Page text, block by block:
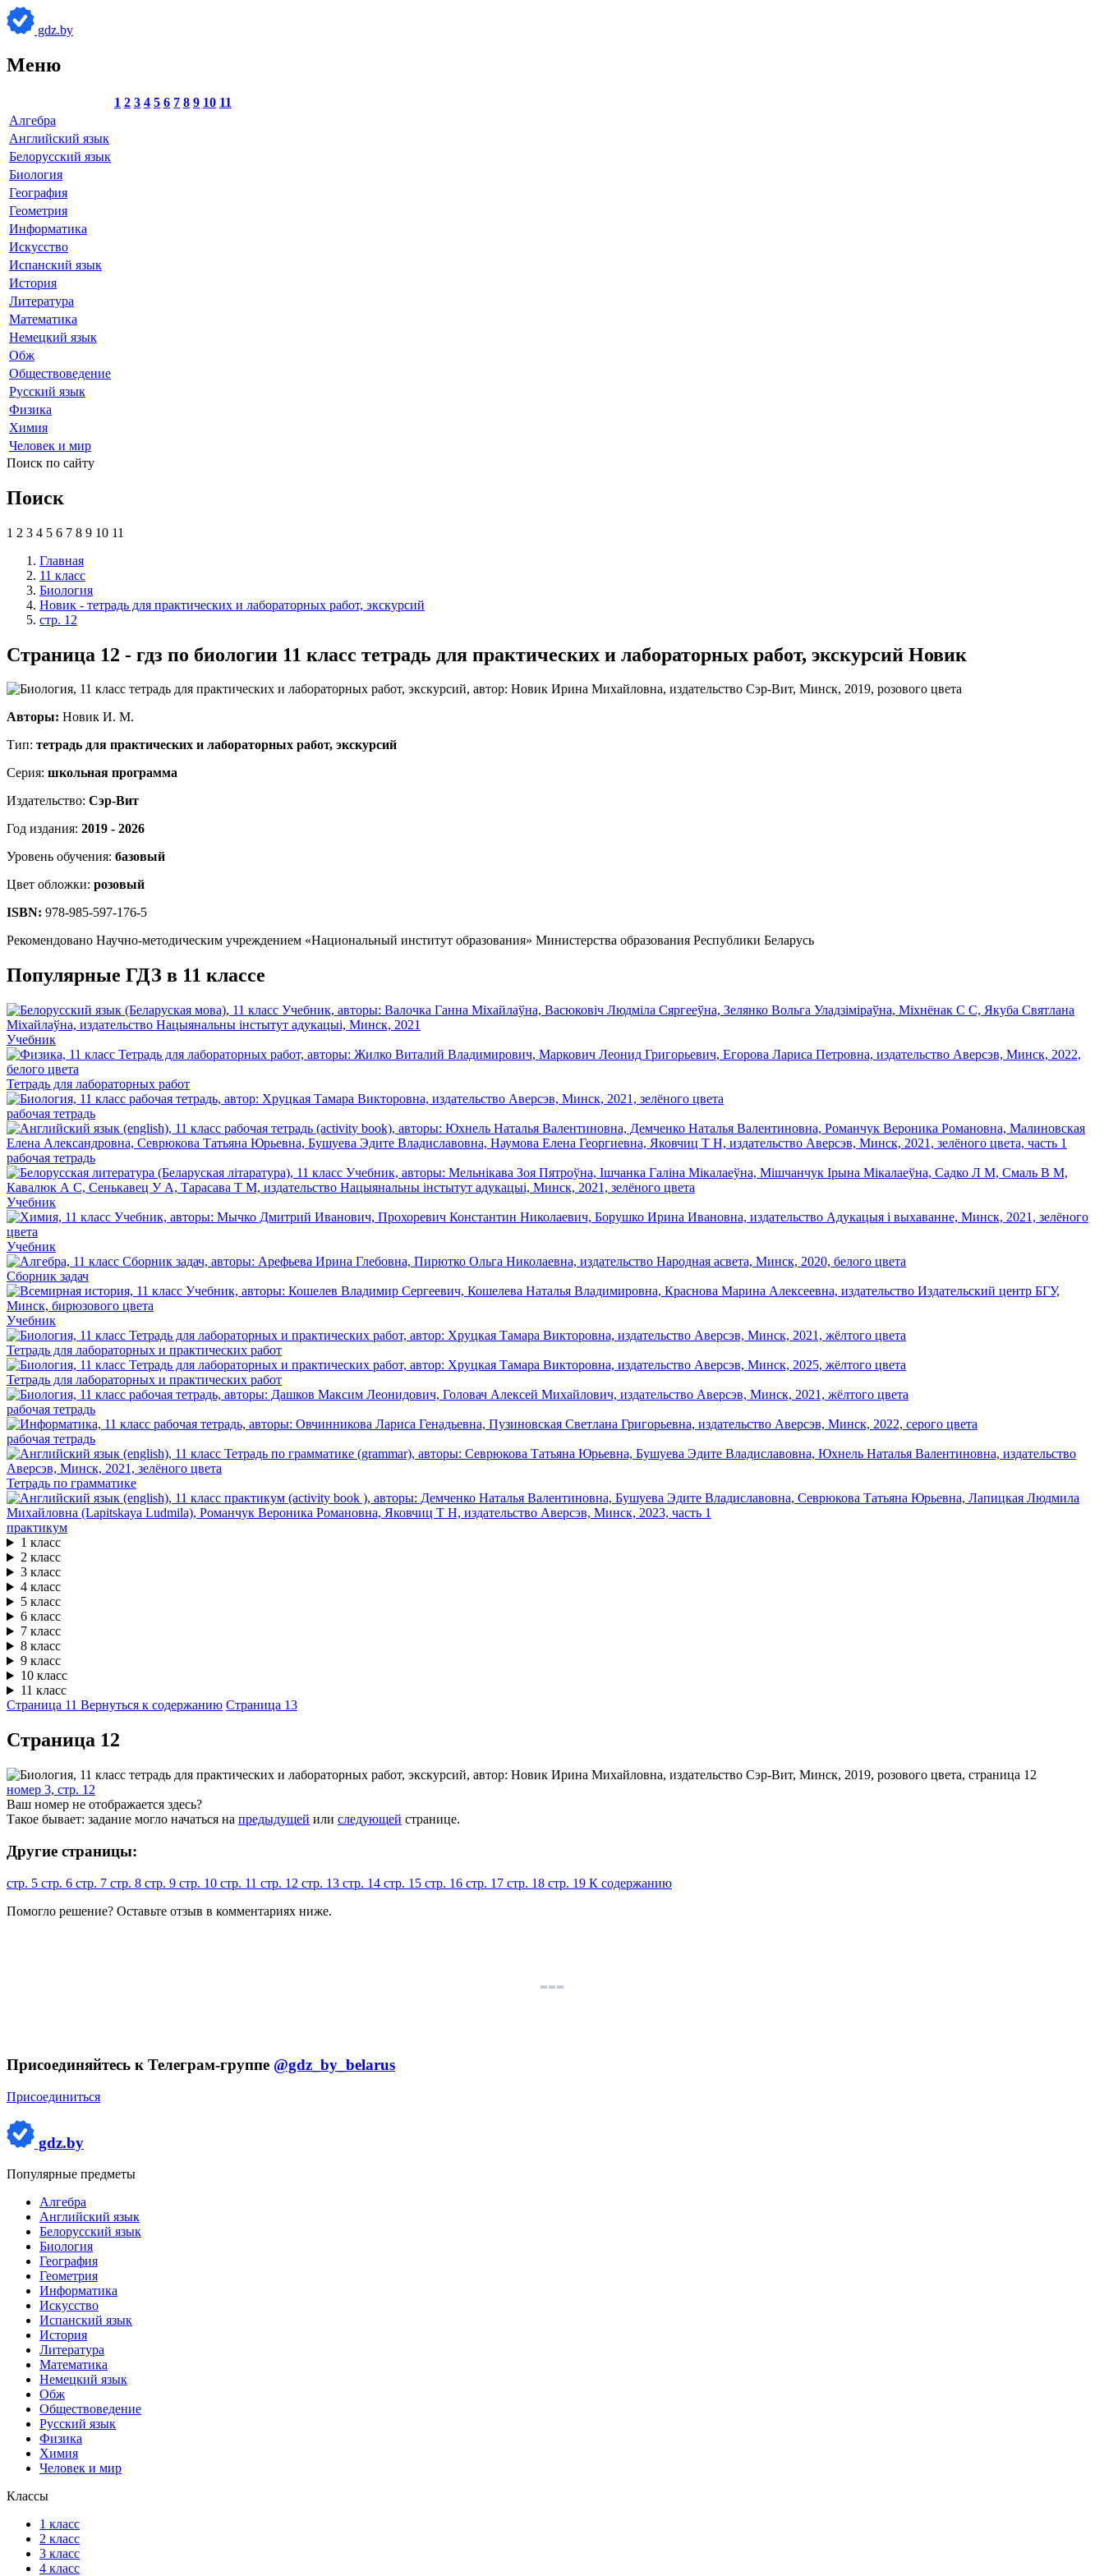
gdz.by
Меню
1 2 3 4 5 6 7 8 9 10 11
Алгебра
Английский язык
Белорусский язык
Биология
География
Геометрия
Информатика
Искусство
Испанский язык
История
Литература
Математика
Немецкий язык
Обж
Обществоведение
Русский язык
Физика
Химия
Человек и мир
Поиск по сайту
Поиск
1 2 3 4 5 6 7 8 9 10 11
Главная
11 класс
Биология
Новик - тетрадь для практических и лабораторных работ, экскурсий
стр. 12
Страница 12 - гдз по биологии 11 класс тетрадь для практических и лабораторных работ, экскурсий Новик
Авторы: Новик И. М.
Тип: тетрадь для практических и лабораторных работ, экскурсий
Серия: школьная программа
Издательство: Сэр-Вит
Год издания: 2019 - 2026
Уровень обучения: базовый
Цвет обложки: розовый
ISBN: 978-985-597-176-5
Рекомендовано Научно-методическим учреждением «Национальный институт образования» Министерства образования Республики Беларусь
Популярные ГДЗ в 11 классе
Учебник
Тетрадь для лабораторных работ
рабочая тетрадь
рабочая тетрадь
Учебник
Учебник
Сборник задач
Учебник
Тетрадь для лабораторных и практических работ
Тетрадь для лабораторных и практических работ
рабочая тетрадь
рабочая тетрадь
Тетрадь по грамматике
практикум
1 класс
2 класс
3 класс
4 класс
5 класс
6 класс
7 класс
8 класс
9 класс
10 класс
11 класс
Страница 11 Вернуться к содержанию Страница 13
Cтраница 12
номер 3, стр. 12
Ваш номер не отображается здесь?
Такое бывает: задание могло начаться на предыдущей или следующей странице.
Другие страницы:
стр. 5 стр. 6 стр. 7 стр. 8 стр. 9 стр. 10 стр. 11 стр. 12 стр. 13 стр. 14 стр. 15 стр. 16 стр. 17 стр. 18 стр. 19 К содержанию
Помогло решение? Оставьте отзыв в комментариях ниже.
Присоединяйтесь к Телеграм-группе @gdz_by_belarus
Присоединиться
gdz.by
Популярные предметы
Алгебра
Английский язык
Белорусский язык
Биология
География
Геометрия
Информатика
Искусство
Испанский язык
История
Литература
Математика
Немецкий язык
Обж
Обществоведение
Русский язык
Физика
Химия
Человек и мир
Классы
1 класс
2 класс
3 класс
4 класс